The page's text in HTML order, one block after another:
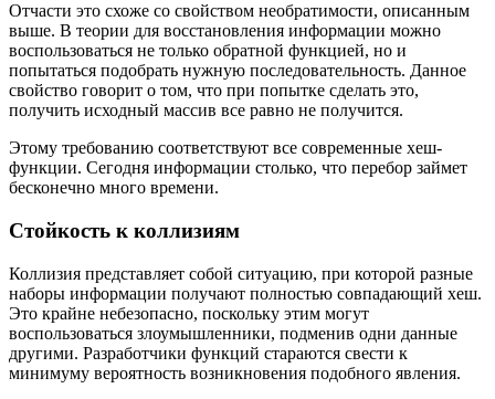
Отчасти это схоже со свойством необратимости, описанным
выше. В теории для восстановления информации можно
воспользоваться не только обратной функцией, но и
попытаться подобрать нужную последовательность. Данное
свойство говорит о том, что при попытке сделать это,
получить исходный массив все равно не получится.
Этому требованию соответствуют все современные хеш-
функции. Сегодня информации столько, что перебор займет
бесконечно много времени.
Стойкость к коллизиям
Коллизия представляет собой ситуацию, при которой разные
наборы информации получают полностью совпадающий хеш.
Это крайне небезопасно, поскольку этим могут
воспользоваться злоумышленники, подменив одни данные
другими. Разработчики функций стараются свести к
минимуму вероятность возникновения подобного явления.